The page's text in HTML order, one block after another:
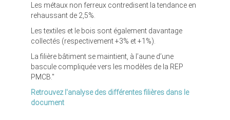
Les métaux non ferreux contredisent la tendance en
rehaussant de 2,5%.
Les textiles et le bois sont également davantage
collectés (respectivement +3% et +1%).
La filière bâtiment se maintient, à l’aune d’une
bascule compliquée vers les modèles de la REP
PMCB."
Retrouvez l'analyse des différentes filières dans le
document